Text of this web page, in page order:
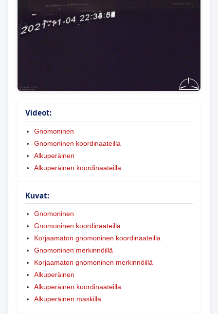
Videot:
Gnomoninen
Gnomoninen koordinaateilla
Alkuperäinen
Alkuperäinen koordinaateilla
Kuvat:
Gnomoninen
Gnomoninen koordinaateilla
Korjaamaton gnomoninen koordinaateilla
Gnomoninen merkinnöillä
Korjaamaton gnomoninen merkinnöillä
Alkuperäinen
Alkuperäinen koordinaateilla
Alkuperäinen maskilla